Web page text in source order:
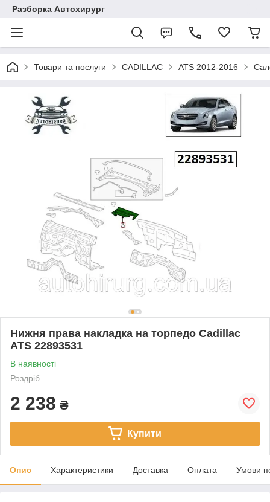
Разборка Автохирург
Товари та послуги CADILLAC ATS 2012-2016
Нижня права накладка на торпедо Cadillac
ATS 22893531
В наявності
Роздріб
2 238 ₴
Купити
Опис Характеристики Доставка Оплата Умови